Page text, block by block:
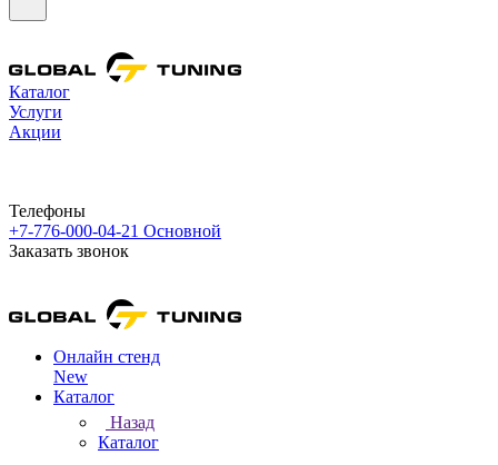
Каталог
Услуги
Акции
Телефоны
+7-776-000-04-21 Основной
Заказать звонок
Онлайн стенд
New
Каталог
Назад
Каталог